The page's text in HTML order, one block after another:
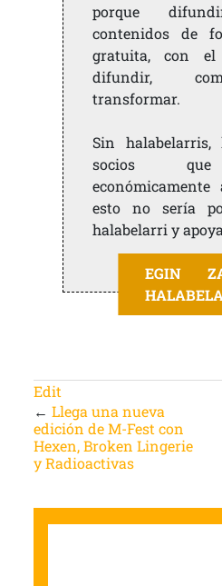
porque
contenidos de
gratuita, con el
difundir,
transformar.
Sin
socios
esto no sería
halabelarri y
EGIN
Edit
← Llega una nueva
edición de M-Fest con
Hexen, Broken Lingerie
y Radioactivas